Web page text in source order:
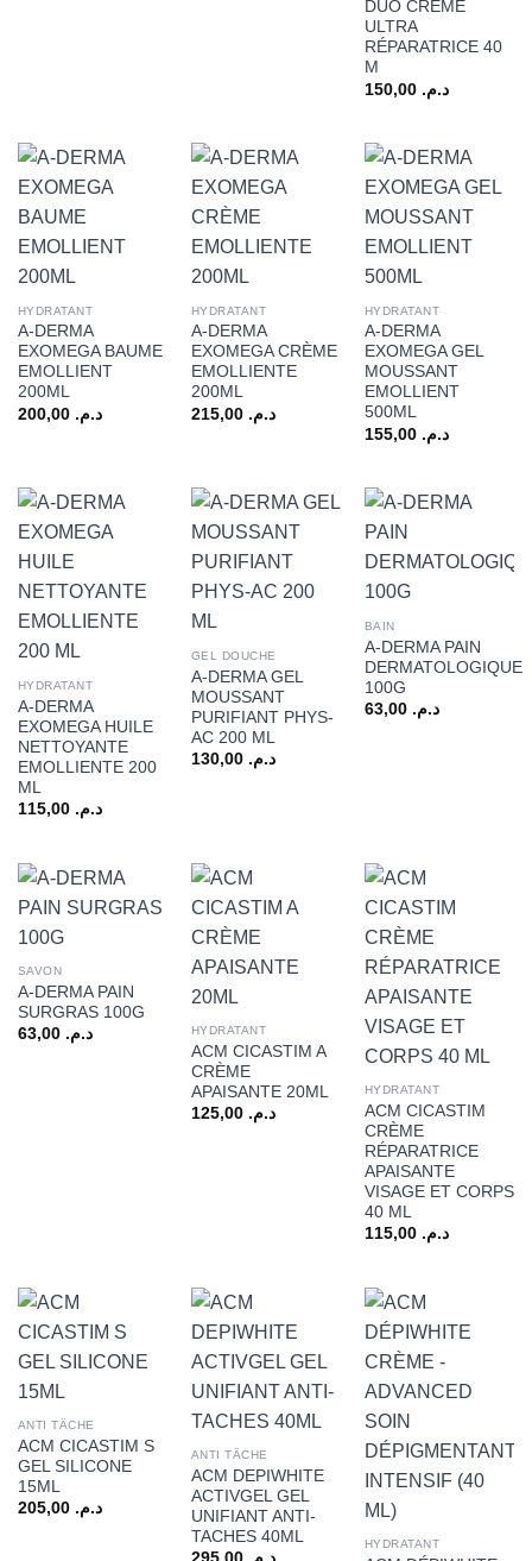
DUO CRÈME
ULTRA
RÉPARATRICE 40
M
د.م. 150,00
HYDRATANT
A-DERMA
EXOMEGA BAUME
EMOLLIENT
200ML
د.م. 200,00
HYDRATANT
A-DERMA
EXOMEGA CRÈME
EMOLLIENTE
200ML
د.م. 215,00
HYDRATANT
A-DERMA
EXOMEGA GEL
MOUSSANT
EMOLLIENT
500ML
د.م. 155,00
HYDRATANT
A-DERMA
EXOMEGA HUILE
NETTOYANTE
EMOLLIENTE 200
ML
د.م. 115,00
GEL DOUCHE
A-DERMA GEL
MOUSSANT
PURIFIANT PHYS-
AC 200 ML
د.م. 130,00
BAIN
A-DERMA PAIN
DERMATOLOGIQUE
100G
د.م. 63,00
SAVON
A-DERMA PAIN
SURGRAS 100G
د.م. 63,00 HYDRATANT
ACM CICASTIM A
CRÈME
APAISANTE 20ML
د.م. 125,00
HYDRATANT
ACM CICASTIM
CRÈME
RÉPARATRICE
APAISANTE
VISAGE ET CORPS
40 ML
د.م. 115,00
ANTI TÂCHE
ACM CICASTIM S
GEL SILICONE
15ML
د.م. 205,00
ANTI TÂCHE
ACM DEPIWHITE
ACTIVGEL GEL
UNIFIANT ANTI-
TACHES 40ML
HYDRATANT